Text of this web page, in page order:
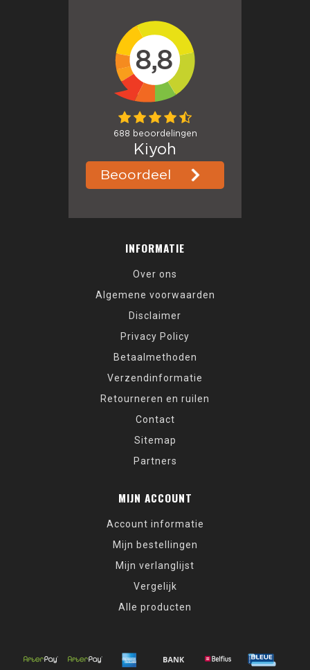
INFORMATIE
Over ons
Algemene voorwaarden
Disclaimer
Privacy Policy
Betaalmethoden
Verzendinformatie
Retourneren en ruilen
Contact
Sitemap
Partners
MIJN ACCOUNT
Account informatie
Mijn bestellingen
Mijn verlanglijst
Vergelijk
Alle producten